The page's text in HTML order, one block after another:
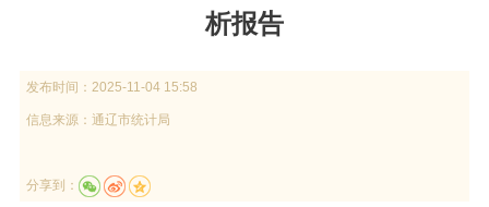
析报告
发布时间： 2025-11-04 15:58
信息来源： 通辽市统计局
分享到：